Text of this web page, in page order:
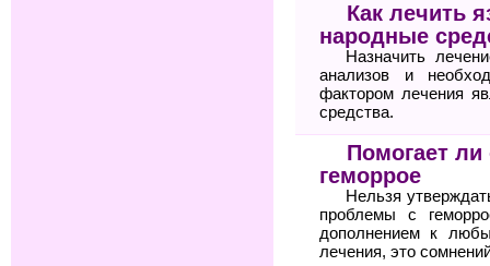
Как лечить
народные
Назначить
анализов и
фактором лечения
средства.
Помогает
геморрое
Нельзя
проблемы с
дополнением к
лечения, это